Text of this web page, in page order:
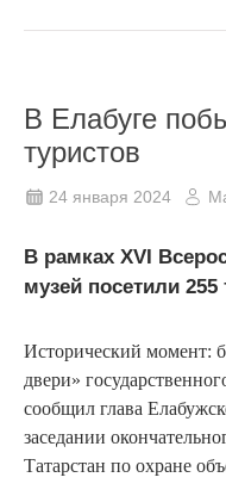
В Елабуге
туристов
24 января 2024
В рамках XVI
музей посетили
Исторический момент:
двери»
сообщил глава
заседании
Татарстан по охране